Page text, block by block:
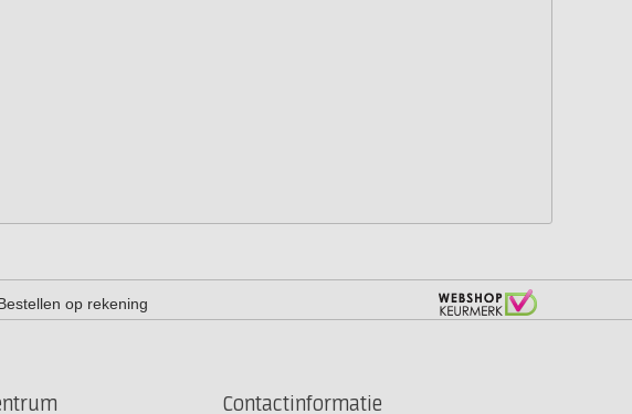
op rekening
Contactinformatie